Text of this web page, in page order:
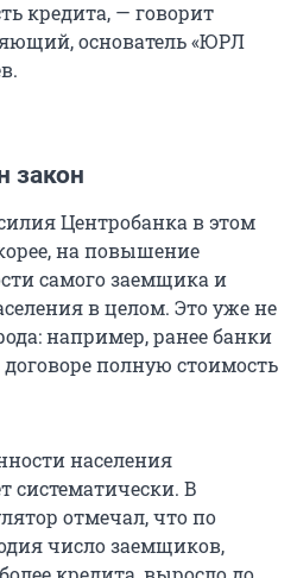
кредита, — говорит
основатель «ЮРЛ
закон
Центробанка в этом
на повышение
самого заемщика и
в целом. Это уже не
например, ранее банки
полную стоимость
населения
систематически. В
отмечал, что по
число заемщиков,